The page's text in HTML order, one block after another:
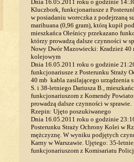
Dnia 16.05.2011 roku o godzinie
Kluczbork, funkcjonariusze z
w posiadaniu woreczka z podejrzaną
marihuana (0,96 gram), którą kupił
mieszkańca Oleśnicy przekazano
którzy prowadzą dalsze czynności w
Nowy Dwór Mazowiecki: Kradzież 40
kolejowym
Dnia 16.05.2011 roku o godzinie
funkcjonariusze z Posterunku Straży
40 mb kabla zasilającego urządzenia
S. i 38-letniego Dariusza B.,
funkcjonariuszom z Komendy
prowadzą dalsze czynności w sprawie.
Rzepin: Ujęto poszukiwanego
Dnia 16.05.2011 roku o godzinie
Posterunku Straży Ochrony Kolei w
mężczyznę. W wyniku podjętych
Karny w Warszawie. Ujętego: 35-
funkcjonariuszom z Komisariatu